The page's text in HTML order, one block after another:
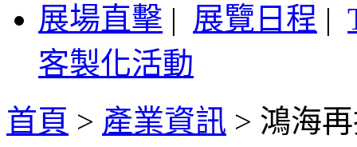
展場直擊 | 展覽日程 |
客製化活動
首頁 > 產業資訊 > 鴻海